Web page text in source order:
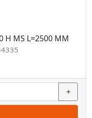
H MS L=2500 MM
+